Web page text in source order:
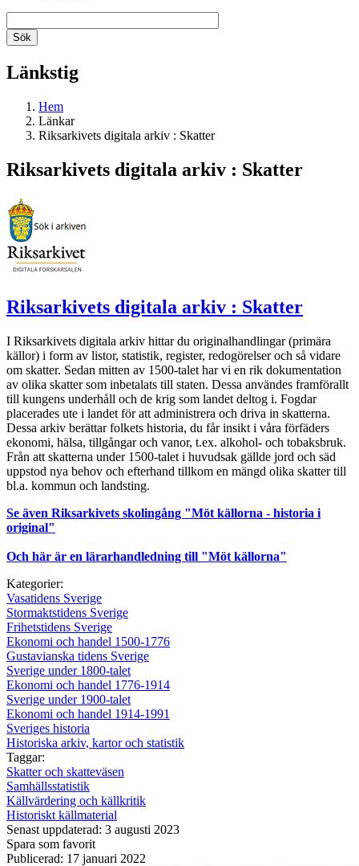
Länkstig
Hem
Länkar
Riksarkivets digitala arkiv : Skatter
Riksarkivets digitala arkiv : Skatter
Riksarkivets digitala arkiv : Skatter
I Riksarkivets digitala arkiv hittar du originalhandlingar (primära
källor) i form av listor, statistik, register, redogörelser och så vidare
om skatter. Sedan mitten av 1500-talet har vi en rik dokumentation
av olika skatter som inbetalats till staten. Dessa användes framförallt
till kungens underhåll och de krig som landet deltog i. Fogdar
placerades ute i landet för att administrera och driva in skatterna.
Dessa arkiv berättar folkets historia, du får insikt i våra förfäders
ekonomi, hälsa, tillgångar och vanor, t.ex. alkohol- och tobaksbruk.
Från att skatterna under 1500-talet i huvudsak gällde jord och säd
uppstod nya behov och efterhand tillkom en mängd olika skatter till
bl.a. kommun och landsting.
Se även Riksarkivets skolingång "Möt källorna - historia i
original"
Och här är en lärarhandledning till "Möt källorna"
Kategorier:
Vasatidens Sverige
Stormaktstidens Sverige
Frihetstidens Sverige
Ekonomi och handel 1500-1776
Gustavianska tidens Sverige
Sverige under 1800-talet
Ekonomi och handel 1776-1914
Sverige under 1900-talet
Ekonomi och handel 1914-1991
Sveriges historia
Historiska arkiv, kartor och statistik
Taggar:
Skatter och skatteväsen
Samhällsstatistik
Källvärdering och källkritik
Historiskt källmaterial
Senast uppdaterad: 3 augusti 2023
Spara som favorit
Publicerad: 17 januari 2022